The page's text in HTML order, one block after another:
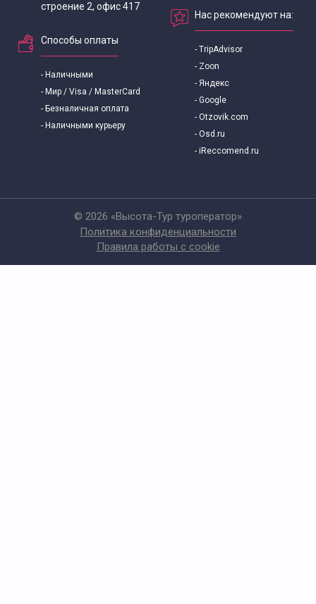
строение 2, офис 417
Способы оплаты
- Наличными
- Мир / Visa / MasterCard
- Безналичная оплата
- Наличными курьеру
Нас рекомендуют на:
- TripAdvisor
- Zoon
- Яндекс
- Google
- Otzovik.com
- Osd.ru
- iReccomend.ru
© 2026 «Высота-Тур туроператор»
Политика конфиденциальности
Правила работы с cookie